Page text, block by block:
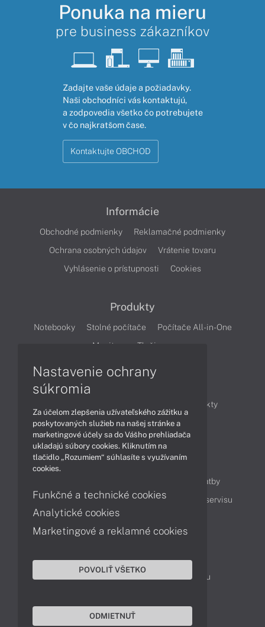
Ponuka na mieru
pre business zákazníkov
Zadajte vaše údaje a požiadavky.
Naši obchodníci vás kontaktujú,
a zodpovedia všetko čo potrebujete
v čo najkratšom čase.
Kontaktujte OBCHOD
Informácie
Obchodné podmienky
Reklamačné podmienky
Ochrana osobných údajov
Vrátenie tovaru
Vyhlásenie o prístupnosti
Cookies
Produkty
Notebooky Stolné počítače
Počítače All-in-One
Monitory
Tlačiarne
Produkty
Technológie
Videá
Obsah
Možnosti doručenia a platby
Podpora a servis
Servisné služby Cenník servisu
Kontakty
043 4224 771
Obchodné oddelenie
Reklamácia tovaru
Nastavenie ochrany
súkromia
Za účelom zlepšenia užívateľského zážitku a
poskytovaných služieb na našej stránke a
marketingové účely sa do Vášho prehliadača
ukladajú súbory cookies. Kliknutím na
tlačidlo „Rozumiem“ súhlasíte s využívaním
cookies.
Funkčné a technické cookies
Analytické cookies
Marketingové a reklamné cookies
POVOLIŤ VŠETKO
ODMIETNUŤ